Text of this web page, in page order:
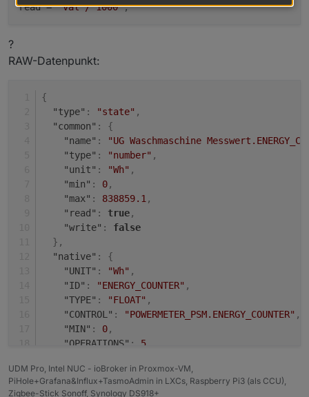
read = "val / 1000";
?
RAW-Datenpunkt:
{
"type" : "state" ,
"common" :
{
"name" :
"UG Waschmaschine
"type" : "number" ,
"unit" : "Wh" ,
"min" : 0,
"max" : 838859.1 ,
"read" : true,
"write" :
false
} ,
"native" :
{
"UNIT" : "Wh" ,
"ID" : "ENERGY_COUNTER" ,
"TYPE" : "FLOAT" ,
"CONTROL" : "POWERMETER_PSM.ENERGY_COUNTER" ,
"MIN" : 0,
"OPERATIONS" : 5
"FLAGS": 1,
"DEFAULT":
0
UDM Pro, Intel NUC - ioBroker in Proxmox-VM,
PiHole+Grafana&Influx+TasmoAdmin in LXCs, Raspberry Pi3 (als CCU),
Zigbee-Stick Sonoff, Synology DS918+